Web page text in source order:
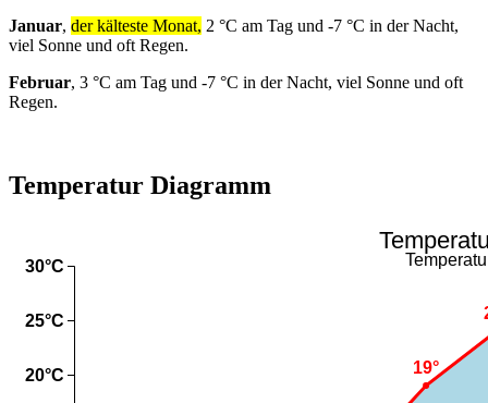
Januar, der kälteste Monat, 2 °C am Tag und -7 °C in der Nacht,
viel Sonne und oft Regen.
Februar, 3 °C am Tag und -7 °C in der Nacht, viel Sonne und oft
Regen.
Temperatur Diagramm